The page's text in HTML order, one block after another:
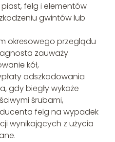
felg i elementów
gwintów lub
okresowego przeglądu
zauważy
kół,
odszkodowania
gdy biegły wykaże
śrubami,
felg na wypadek
wynikających z użycia